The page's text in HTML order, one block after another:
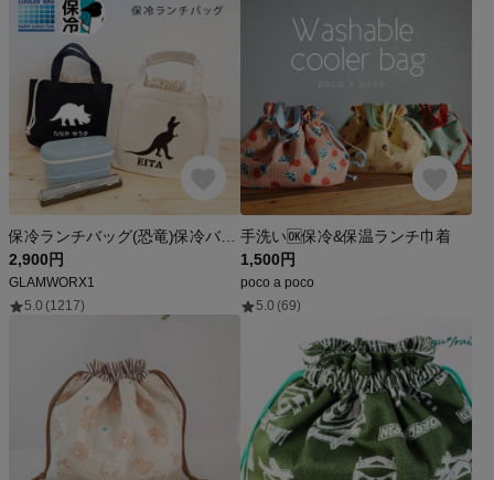
2,900円
GLAMWORX1
5.0 (1217)
手洗い🆗保冷&保温ランチ巾着
1,500円
poco a poco
5.0 (69)